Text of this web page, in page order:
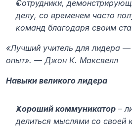
Сотрудники,
делу, со временем часто
команд благодаря своим
«Лучший учитель для лидера
опыт». — Джон К. Максвелл
Навыки великого лидера
Хороший коммуникатор –
делиться мыслями со своей